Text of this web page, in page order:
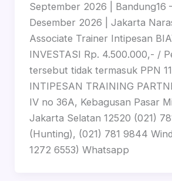
September 2026 | Bandung16
Desember 2026 | Jakarta
Associate Trainer Intipesan
INVESTASI Rp. 4.500.000,- /
tersebut tidak termasuk PPN
INTIPESAN TRAINING
IV no 36A, Kebagusan Pasar
Jakarta Selatan 12520 (021)
(Hunting), (021) 781 9844
1272 6553) Whatsapp